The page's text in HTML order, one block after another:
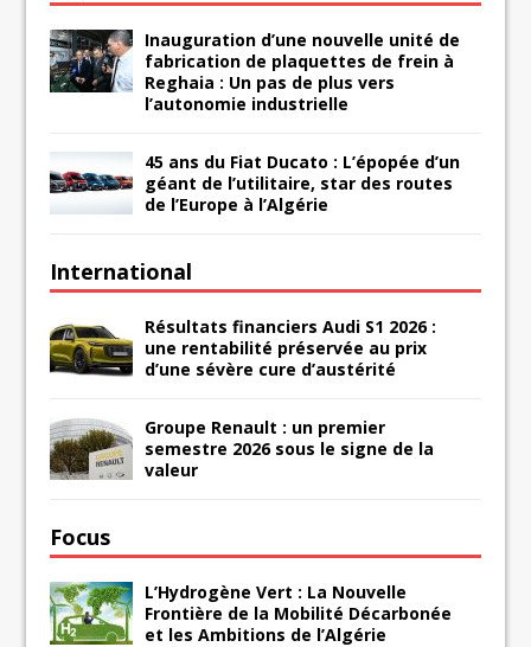
Inauguration d’une nouvelle unité de
fabrication de plaquettes de frein à
Reghaia : Un pas de plus vers
l’autonomie industrielle
45 ans du Fiat Ducato : L’épopée d’un
géant de l’utilitaire, star des routes
de l’Europe à l’Algérie
International
Résultats financiers Audi S1 2026 :
une rentabilité préservée au prix
d’une sévère cure d’austérité
Groupe Renault : un premier
semestre 2026 sous le signe de la
valeur
Focus
L’Hydrogène Vert : La Nouvelle
Frontière de la Mobilité Décarbonée
et les Ambitions de l’Algérie